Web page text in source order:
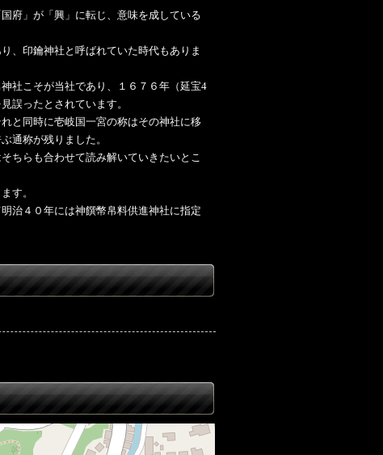
府」が「興」に転じ、意味を成している
、印鑰神社と呼ばれていた時代もありま
社こそが当社であり、１６７６年（延宝4
誤ったとされています。
と同時に壱岐国一宮の称はその神社に移
通称が残りました。
ちらも合わせて読み解いていきたいとこ
す。
治４０年には神饌幣帛料供進神社に指定